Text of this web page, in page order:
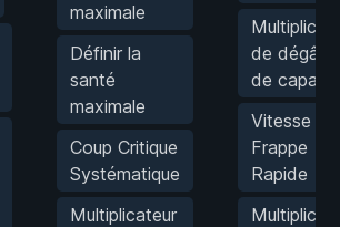
maximale
Définir la
santé
maximale
Coup Critique
Systématique
Multiplicateur
de dégâts
de
Vitesse de
Frappe
Rapide